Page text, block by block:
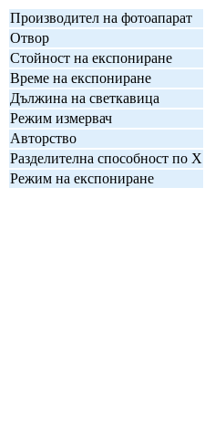
Производител на фотоапарат
Отвор
Стойност на експониране
Време на експониране
Дължина на светкавица
Режим измервач
Авторство
Разделителна способност по X
Режим на експониране